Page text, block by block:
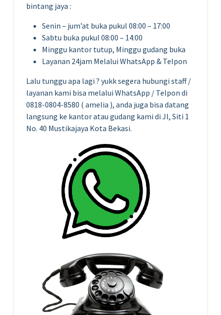
bintang jaya :
Senin – jum’at buka pukul 08:00 – 17:00
Sabtu buka pukul 08:00 – 14:00
Minggu kantor tutup, Minggu gudang buka
Layanan 24jam Melalui WhatsApp & Telpon
Lalu tunggu apa lagi ? yukk segera hubungi staff /
layanan kami bisa melalui WhatsApp / Telpon di
0818-0804-8580 ( amelia ), anda juga bisa datang
langsung ke kantor atau gudang kami di Jl, Siti 1
No. 40 Mustikajaya Kota Bekasi.